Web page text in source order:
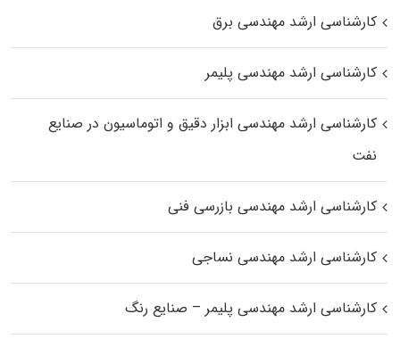
کارشناسی ارشد مهندسی برق
کارشناسی ارشد مهندسی پلیمر
کارشناسی ارشد مهندسی ابزار دقیق و اتوماسیون در صنایع
نفت
کارشناسی ارشد مهندسی بازرسی فنی
کارشناسی ارشد مهندسی نساجی
کارشناسی ارشد مهندسی پلیمر – صنایع رنگ